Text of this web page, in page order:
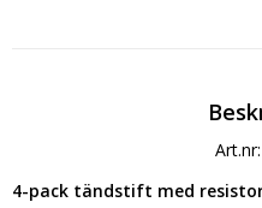
4-pack tändstift med